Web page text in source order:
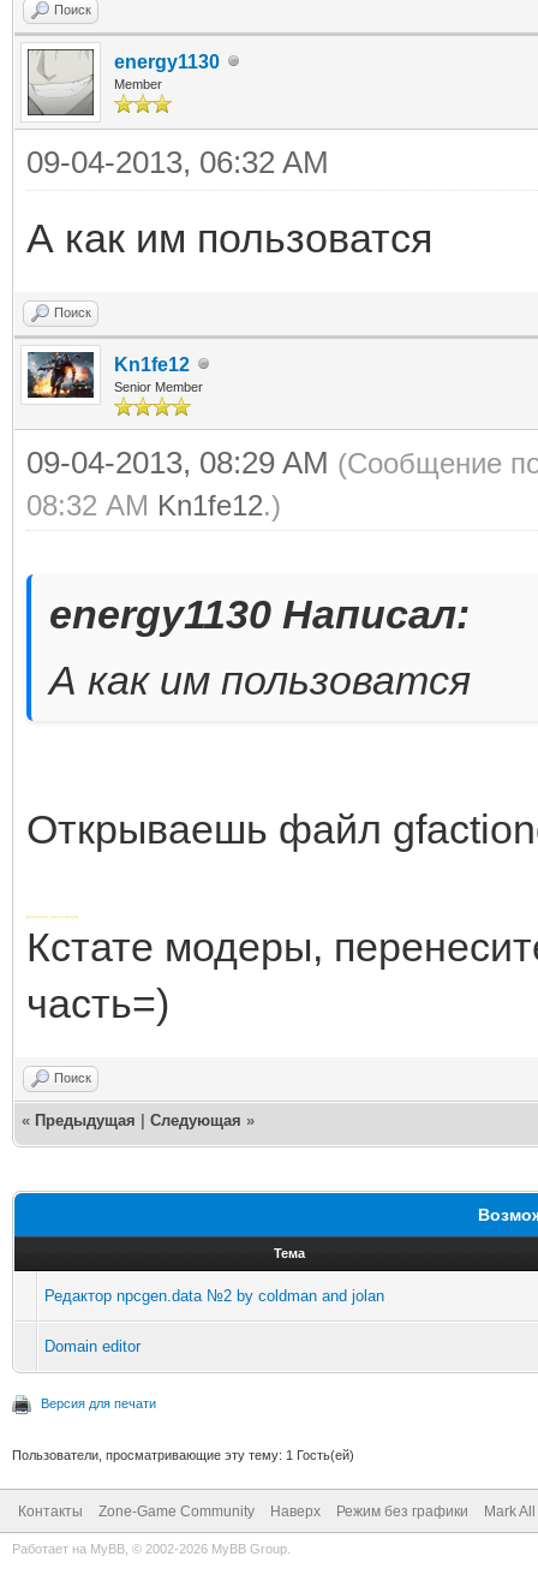
Поиск
energy1130
Member
09-04-2013, 06:32 AM
А как им пользоватся
Поиск
Kn1fe12
Senior Member
09-04-2013, 08:29 AM (Сообщение
08:32 AM Kn1fe12.)
energy1130 Написал:
А как им пользоватся
Открываешь файл
Добавлено через 2 минуты
Кстате модеры,
часть=)
Поиск
« Предыдущая Следующая »
Тема
Редактор npcgen.data №2 by coldman and jolan
Domain editor
Версия для печати
Пользователи, просматривающие эту тему: 1 Гость(ей)
Контакты Zone-Game Community Наверх Режим без графики Mark
Работает на MyBB , © 2002-2026 MyBB Group